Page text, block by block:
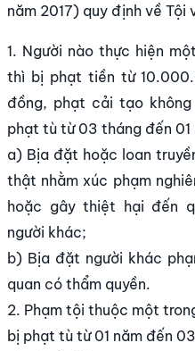
năm 2017) quy định về Tội
1. Người nào thực hiện
thì bị phạt tiền từ
đồng, phạt cải tạo
phạt tù từ 03 tháng đến 01
a) Bịa đặt hoặc loan
thật nhằm xúc phạm
hoặc gây thiệt hại đến
người khác;
b) Bịa đặt người khác
quan có thẩm quyền.
2. Phạm tội thuộc một
bị phạt tù từ 01 năm đến